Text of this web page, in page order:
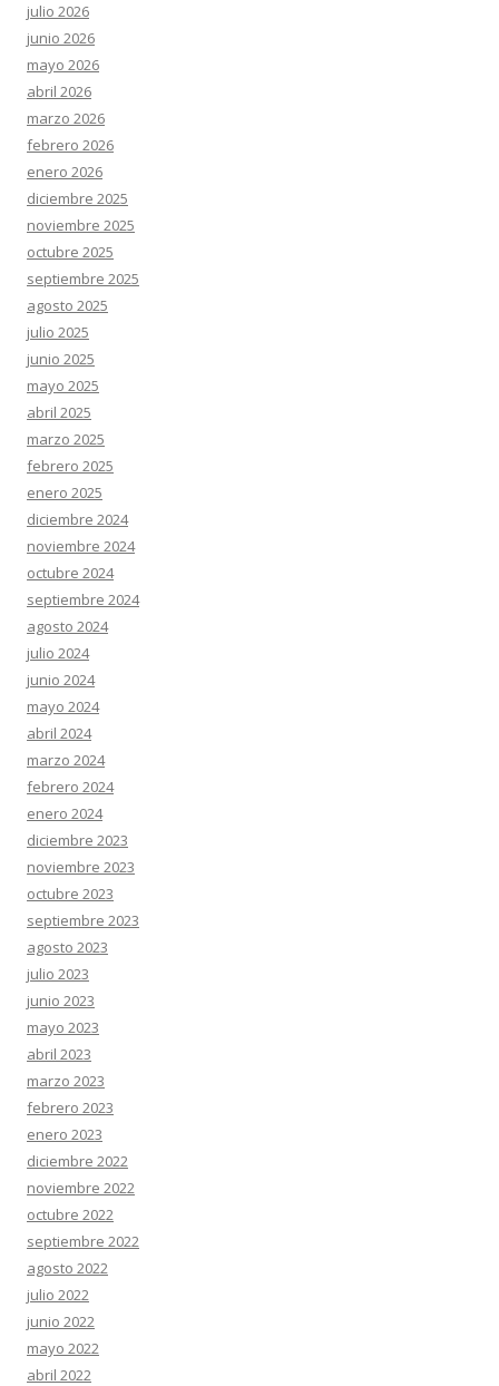
julio 2026
junio 2026
mayo 2026
abril 2026
marzo 2026
febrero 2026
enero 2026
diciembre 2025
noviembre 2025
octubre 2025
septiembre 2025
agosto 2025
julio 2025
junio 2025
mayo 2025
abril 2025
marzo 2025
febrero 2025
enero 2025
diciembre 2024
noviembre 2024
octubre 2024
septiembre 2024
agosto 2024
julio 2024
junio 2024
mayo 2024
abril 2024
marzo 2024
febrero 2024
enero 2024
diciembre 2023
noviembre 2023
octubre 2023
septiembre 2023
agosto 2023
julio 2023
junio 2023
mayo 2023
abril 2023
marzo 2023
febrero 2023
enero 2023
diciembre 2022
noviembre 2022
octubre 2022
septiembre 2022
agosto 2022
julio 2022
junio 2022
mayo 2022
abril 2022